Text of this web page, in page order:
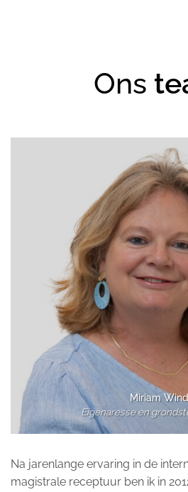
Ons
Miriam Wind
Eigenaresse en
Na jarenlange ervaring in de
magistrale receptuur ben ik in